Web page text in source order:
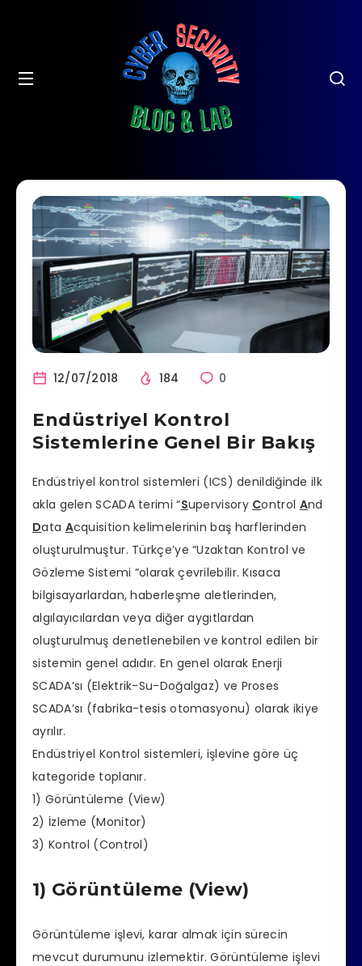
12/07/2018 184 0
Endüstriyel Kontrol
Sistemlerine Genel Bir Bakış
Endüstriyel kontrol sistemleri (ICS) denildiğinde ilk
akla gelen SCADA terimi “Supervisory Control And
Data Acquisition kelimelerinin baş harflerinden
oluşturulmuştur. Türkçe’ye “Uzaktan Kontrol ve
Gözleme Sistemi “olarak çevrilebilir. Kısaca
bilgisayarlardan, haberleşme aletlerinden,
algılayıcılardan veya diğer aygıtlardan
oluşturulmuş denetlenebilen ve kontrol edilen bir
sistemin genel adıdır. En genel olarak Enerji
SCADA’sı (Elektrik-Su-Doğalgaz) ve Proses
SCADA’sı (fabrika-tesis otomasyonu) olarak ikiye
ayrılır.
Endüstriyel Kontrol sistemleri, işlevine göre üç
kategoride toplanır.
1) Görüntüleme (View)
2) İzleme (Monitor)
3) Kontrol (Control)
1) Görüntüleme (View)
Görüntüleme işlevi, karar almak için sürecin
mevcut durumunu izlemektir. Görüntüleme işlevi